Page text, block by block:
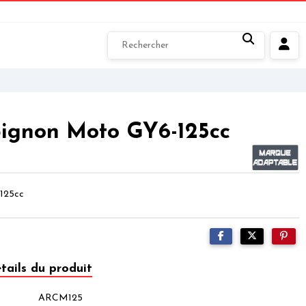
Moto GY6-125cc
du produit
ARCM125